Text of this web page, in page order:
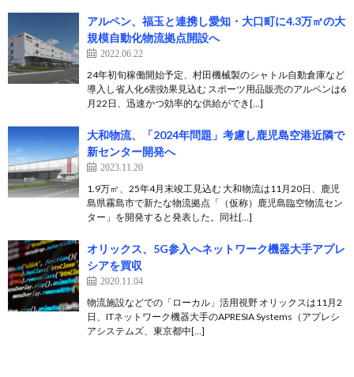
アルペン、福玉と連携し愛知・大口町に4.3万㎡の大
規模自動化物流拠点開設へ
2022.06.22
24年初旬稼働開始予定、村田機械製のシャトル自動倉庫など
導入し省人化6割効果見込む スポーツ用品販売のアルペンは6
月22日、迅速かつ効率的な供給ができ[…]
大和物流、「2024年問題」考慮し鹿児島空港近隣で
新センター開発へ
2023.11.20
1.9万㎡、25年4月末竣工見込む 大和物流は11月20日、鹿児
島県霧島市で新たな物流拠点「（仮称）鹿児島臨空物流セン
ター」を開発すると発表した。同社[…]
オリックス、5G参入へネットワーク機器大手アプレ
シアを買収
2020.11.04
物流施設などでの「ローカル」活用視野 オリックスは11月2
日、ITネットワーク機器大手のAPRESIA Systems（アプレシ
アシステムズ、東京都中[…]